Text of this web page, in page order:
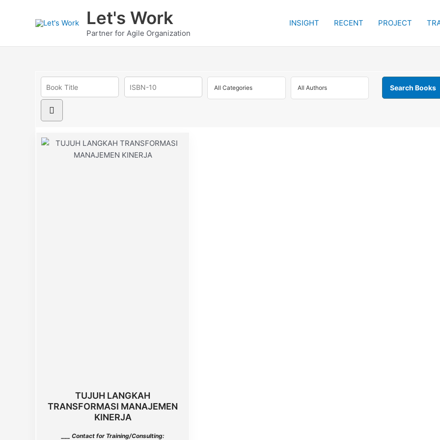
Let's Work
Partner for Agile Organization
INSIGHT RECENT PROJECT
TUJUH LANGKAH
TRANSFORMASI MANAJEMEN
KINERJA
___ Contact for Training/Consulting: